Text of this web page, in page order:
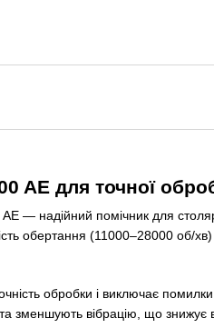
AE для точної
— надійний помічник для
обертання (11000–28000 об/
обробки і виключає
зменшують вібрацію, що знижує